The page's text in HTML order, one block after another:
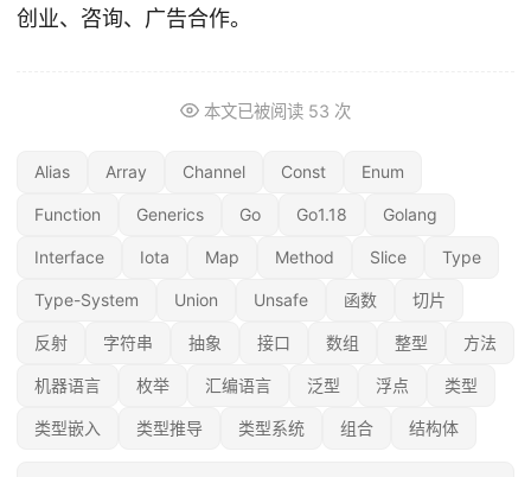
创业、咨询、广告合作。
本文已被阅读 53 次
Alias Array Channel Const Enum
Function Generics Go Go1.18 Golang
Interface Iota Map Method Slice Type
Type-System Union Unsafe 函数 切片
反射 字符串 抽象 接口 数组 整型 方法
机器语言 枚举 汇编语言 泛型 浮点 类型
类型嵌入 类型推导 类型系统 组合 结构体